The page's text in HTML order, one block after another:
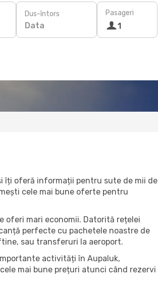
Dus-întors
Data
Pasageri
1
îți oferă informații pentru sute de mii de
cele mai bune oferte pentru
oferi mari economii. Datorită rețelei
perfecte cu pachetele noastre de
sau transferuri la aeroport.
activități în Aupaluk,
mai bune prețuri atunci când rezervi